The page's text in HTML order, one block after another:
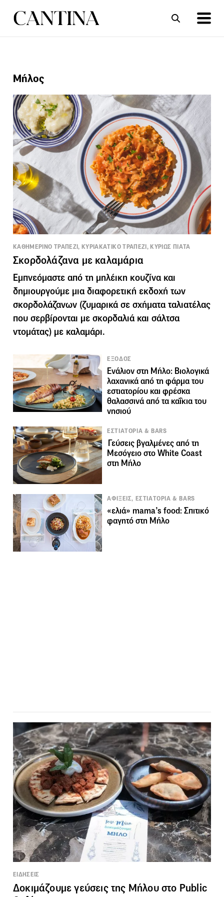
Μήλος
ΚΑΘΗΜΕΡΙΝΟ ΤΡΑΠΕΖΙ, ΚΥΡΙΑΚΑΤΙΚΟ ΤΡΑΠΕΖΙ, ΚΥΡΙΩΣ ΠΙΑΤΑ
Σκορδολάζανα με καλαμάρια
Εμπνεόμαστε από τη μηλέικη κουζίνα και
δημιουργούμε μια διαφορετική εκδοχή των
σκορδολάζανων (ζυμαρικά σε σχήματα ταλιατέλας
που σερβίρονται με σκορδαλιά και σάλτσα
ντομάτας) με καλαμάρι.
ΕΞΟΔΟΣ
Ενάλιον στη Μήλο: Βιολογικά
λαχανικά από τη φάρμα του
εστιατορίου και φρέσκα
θαλασσινά από τα καΐκια του
νησιού
ΕΣΤΙΑΤΟΡΙΑ & BARS
Γεύσεις βγαλμένες από τη
Μεσόγειο στο White Coast
στη Μήλο
ΑΦΙΞΕΙΣ, ΕΣΤΙΑΤΟΡΙΑ & BARS
«ελιά» mama’s food: Σπιτικό
φαγητό στη Μήλο
ΕΙΔΗΣΕΙΣ
Δοκιμάζουμε γεύσεις της Μήλου στο Public